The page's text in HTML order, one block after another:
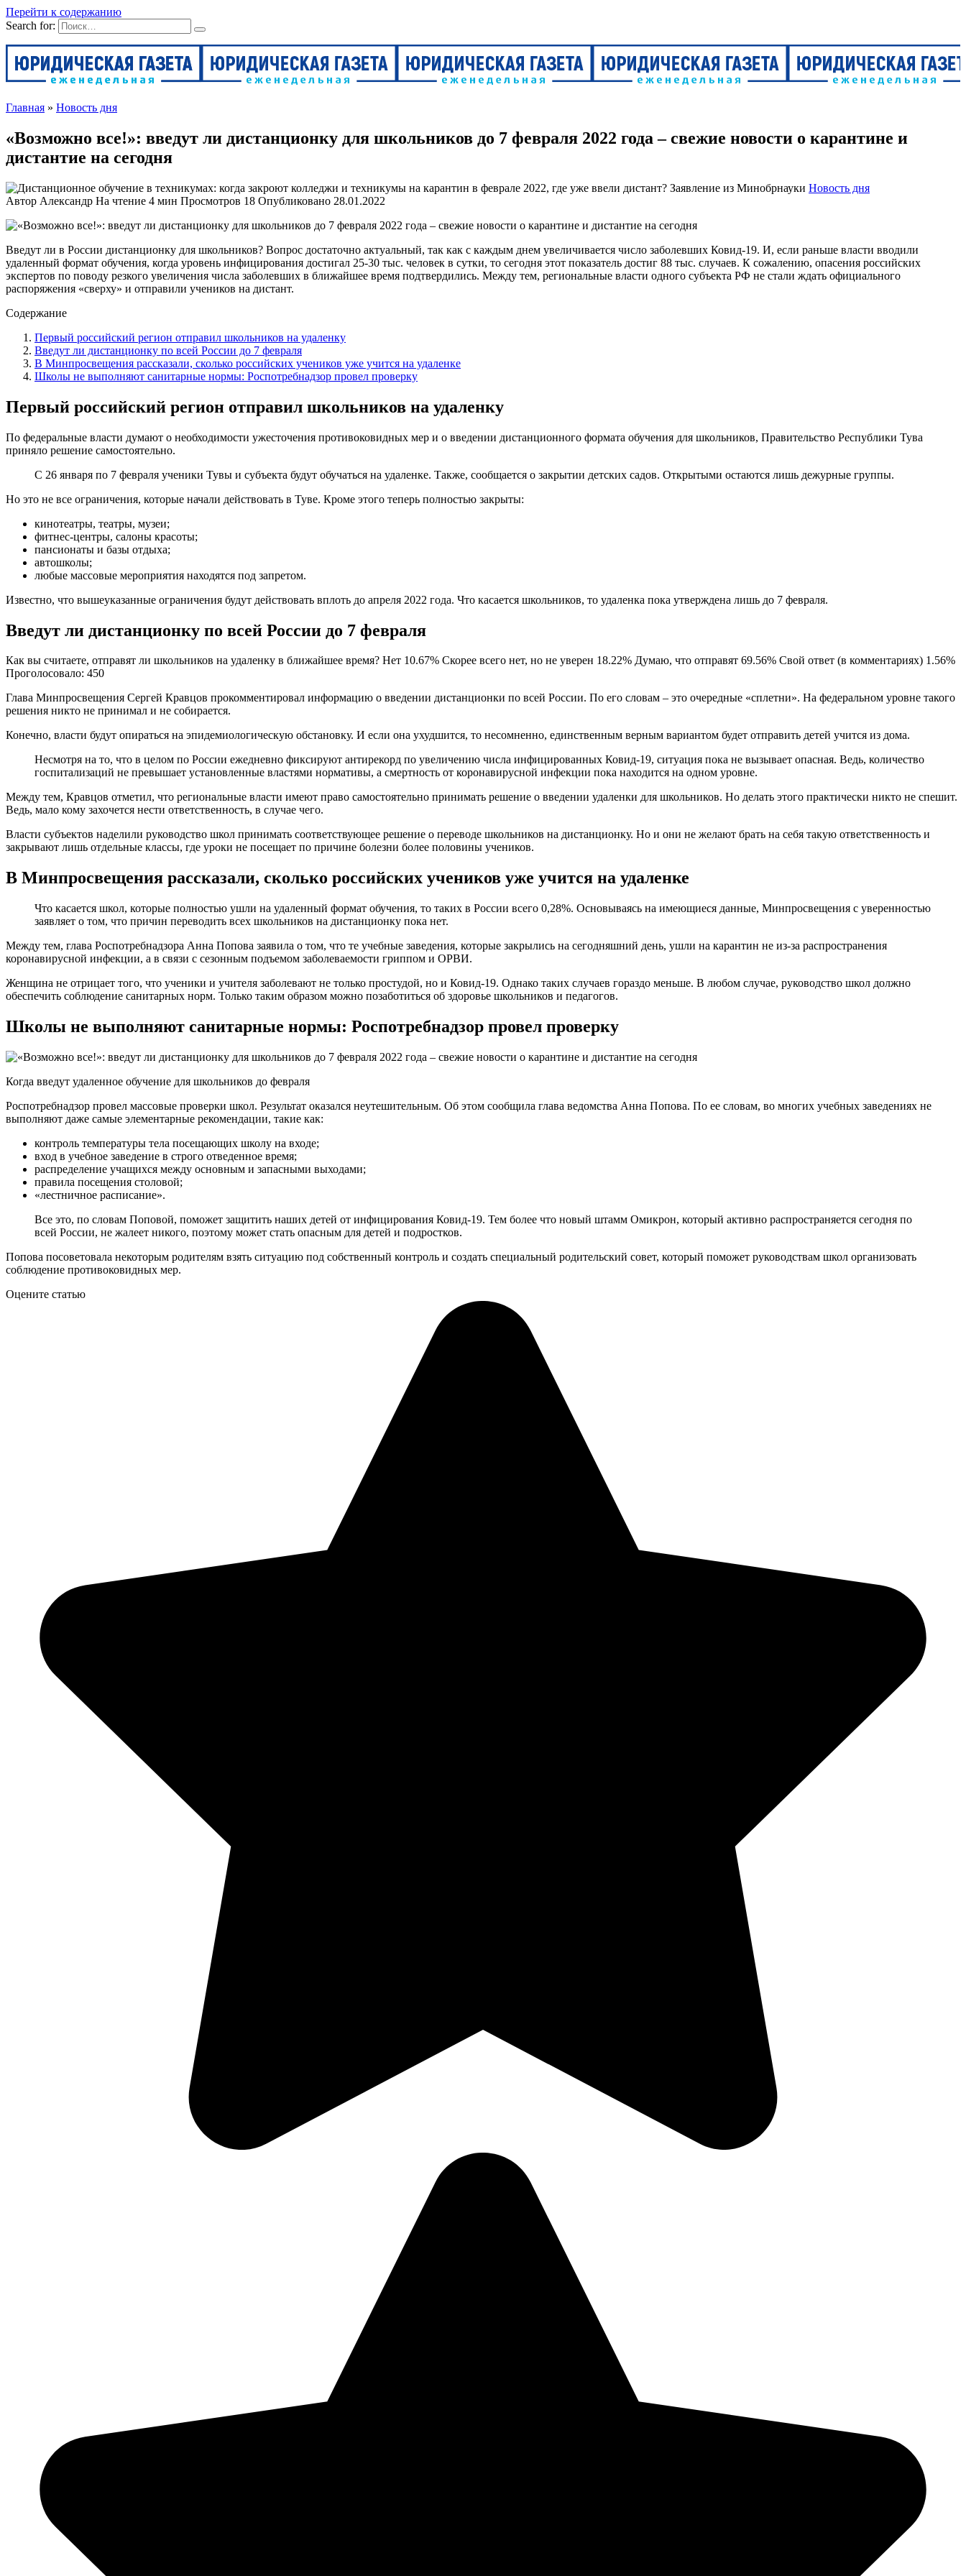
Перейти к содержанию
Search for:
Главная » Новость дня
«Возможно все!»: введут ли дистанционку для школьников до 7 февраля 2022 года – свежие новости о карантине и
дистантие на сегодня
Новость дня
Автор Александр На чтение 4 мин Просмотров 18 Опубликовано 28.01.2022
Введут ли в России дистанционку для школьников? Вопрос достаточно актуальный, так как с каждым днем увеличивается число заболевших Ковид-19. И, если раньше власти вводили
удаленный формат обучения, когда уровень инфицирования достигал 25-30 тыс. человек в сутки, то сегодня этот показатель достиг 88 тыс. случаев. К сожалению, опасения российских
экспертов по поводу резкого увеличения числа заболевших в ближайшее время подтвердились. Между тем, региональные власти одного субъекта РФ не стали ждать официального
распоряжения «сверху» и отправили учеников на дистант.
Содержание
Первый российский регион отправил школьников на удаленку
Введут ли дистанционку по всей России до 7 февраля
В Минпросвещения рассказали, сколько российских учеников уже учится на удаленке
Школы не выполняют санитарные нормы: Роспотребнадзор провел проверку
Первый российский регион отправил школьников на удаленку
По федеральные власти думают о необходимости ужесточения противоковидных мер и о введении дистанционного формата обучения для школьников, Правительство Республики Тува
приняло решение самостоятельно.
С 26 января по 7 февраля ученики Тувы и субъекта будут обучаться на удаленке. Также, сообщается о закрытии детских садов. Открытыми остаются лишь дежурные группы.
Но это не все ограничения, которые начали действовать в Туве. Кроме этого теперь полностью закрыты:
кинотеатры, театры, музеи;
фитнес-центры, салоны красоты;
пансионаты и базы отдыха;
автошколы;
любые массовые мероприятия находятся под запретом.
Известно, что вышеуказанные ограничения будут действовать вплоть до апреля 2022 года. Что касается школьников, то удаленка пока утверждена лишь до 7 февраля.
Введут ли дистанционку по всей России до 7 февраля
Как вы считаете, отправят ли школьников на удаленку в ближайшее время? Нет 10.67% Скорее всего нет, но не уверен 18.22% Думаю, что отправят 69.56% Свой ответ (в комментариях) 1.56%
Проголосовало: 450
Глава Минпросвещения Сергей Кравцов прокомментировал информацию о введении дистанционки по всей России. По его словам – это очередные «сплетни». На федеральном уровне такого
решения никто не принимал и не собирается.
Конечно, власти будут опираться на эпидемиологическую обстановку. И если она ухудшится, то несомненно, единственным верным вариантом будет отправить детей учится из дома.
Несмотря на то, что в целом по России ежедневно фиксируют антирекорд по увеличению числа инфицированных Ковид-19, ситуация пока не вызывает опасная. Ведь, количество
госпитализаций не превышает установленные властями нормативы, а смертность от коронавирусной инфекции пока находится на одном уровне.
Между тем, Кравцов отметил, что региональные власти имеют право самостоятельно принимать решение о введении удаленки для школьников. Но делать этого практически никто не спешит.
Ведь, мало кому захочется нести ответственность, в случае чего.
Власти субъектов наделили руководство школ принимать соответствующее решение о переводе школьников на дистанционку. Но и они не желают брать на себя такую ответственность и
закрывают лишь отдельные классы, где уроки не посещает по причине болезни более половины учеников.
В Минпросвещения рассказали, сколько российских учеников уже учится на удаленке
Что касается школ, которые полностью ушли на удаленный формат обучения, то таких в России всего 0,28%. Основываясь на имеющиеся данные, Минпросвещения с уверенностью
заявляет о том, что причин переводить всех школьников на дистанционку пока нет.
Между тем, глава Роспотребнадзора Анна Попова заявила о том, что те учебные заведения, которые закрылись на сегодняшний день, ушли на карантин не из-за распространения
коронавирусной инфекции, а в связи с сезонным подъемом заболеваемости гриппом и ОРВИ.
Женщина не отрицает того, что ученики и учителя заболевают не только простудой, но и Ковид-19. Однако таких случаев гораздо меньше. В любом случае, руководство школ должно
обеспечить соблюдение санитарных норм. Только таким образом можно позаботиться об здоровье школьников и педагогов.
Школы не выполняют санитарные нормы: Роспотребнадзор провел проверку
Когда введут удаленное обучение для школьников до февраля
Роспотребнадзор провел массовые проверки школ. Результат оказался неутешительным. Об этом сообщила глава ведомства Анна Попова. По ее словам, во многих учебных заведениях не
выполняют даже самые элементарные рекомендации, такие как:
контроль температуры тела посещающих школу на входе;
вход в учебное заведение в строго отведенное время;
распределение учащихся между основным и запасными выходами;
правила посещения столовой;
«лестничное расписание».
Все это, по словам Поповой, поможет защитить наших детей от инфицирования Ковид-19. Тем более что новый штамм Омикрон, который активно распространяется сегодня по
всей России, не жалеет никого, поэтому может стать опасным для детей и подростков.
Попова посоветовала некоторым родителям взять ситуацию под собственный контроль и создать специальный родительский совет, который поможет руководствам школ организовать
соблюдение противоковидных мер.
Оцените статью